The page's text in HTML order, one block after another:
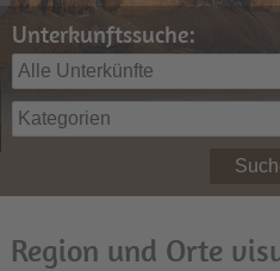
Unterkunftssuche:
Region und Orte